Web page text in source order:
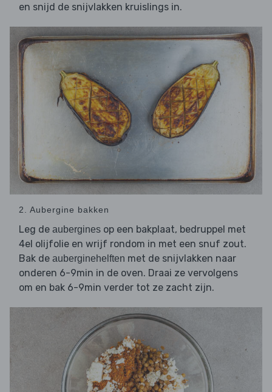
en snijd de snijvlakken kruislings in.
2. Aubergine bakken
Leg de aubergines op een bakplaat, bedruppel met
4el olijfolie en wrijf rondom in met een snuf zout.
Bak de auberginehelften met de snijvlakken naar
onderen 6-9min in de oven. Draai ze vervolgens
om en bak 6-9min verder tot ze zacht zijn.